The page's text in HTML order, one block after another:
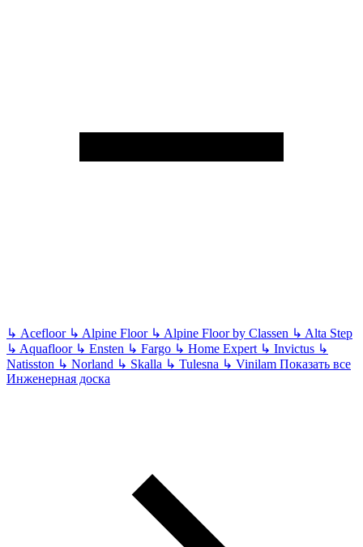
↳ Acefloor ↳ Alpine Floor ↳ Alpine Floor by Classen ↳ Alta Step
↳ Aquafloor ↳ Ensten ↳ Fargo ↳ Home Expert ↳ Invictus ↳
Natisston ↳ Norland ↳ Skalla ↳ Tulesna ↳ Vinilam Показать все
Инженерная доска